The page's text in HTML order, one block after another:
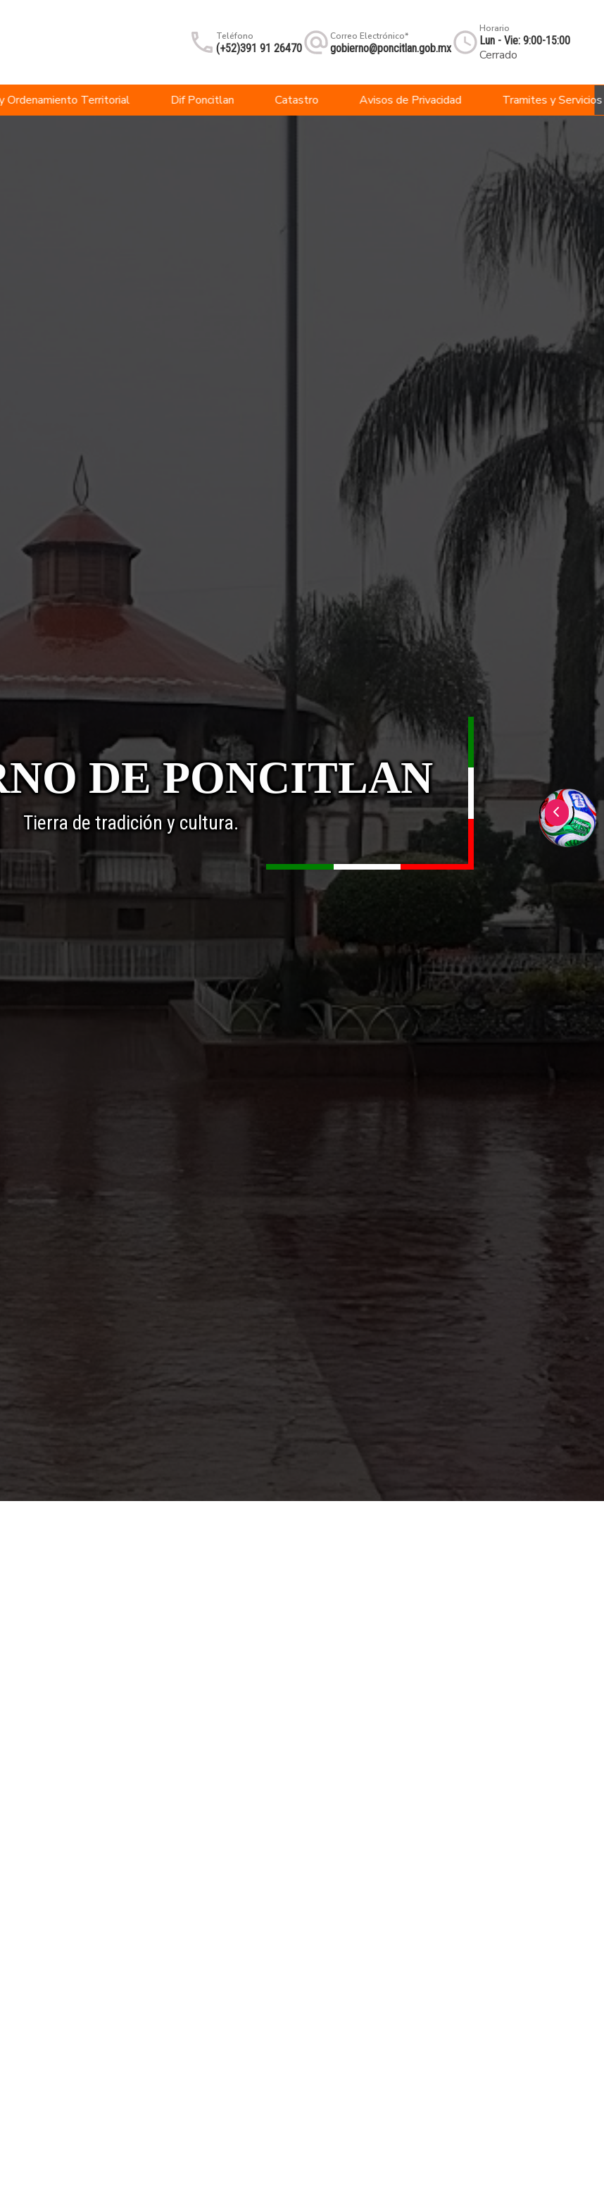
Teléfono
(+52)391 91 26470
Correo Electrónico*
gobierno@poncitlan.gob.mx
Horario
Lun - Vie: 9:00-15:00
Cerrado
Ordenamiento Territorial Dif Poncitlan Catastro Avisos de Privacidad Tramites y Servicios
DE PONCITLAN
Tierra de tradición y cultura.